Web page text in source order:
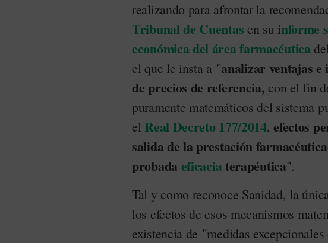
realizando para afrontar la
Tribunal de Cuentas en su informe
económica del área farmacéutica
el que le insta a "analizar ventajas e
de precios de referencia, con el fin
puramente matemáticos del sistema
el Real Decreto 177/2014, efectos
salida de la prestación
probada eficaciaterapéutica".
Tal y como reconoce Sanidad, la
los efectos de esos mecanismos
existencia de "medidas